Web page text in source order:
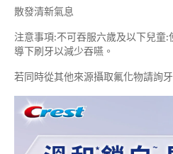
散發清新氣息
注意事項:不可吞服六歲及以下兒童
導下刷牙以減少吞嚥。
若同時從其他來源攝取氟化物請詢